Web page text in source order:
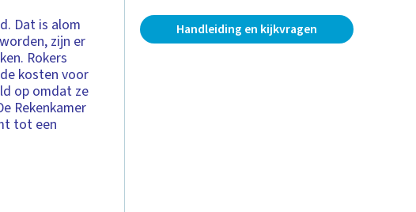
Dat is alom
zijn er
Rokers
kosten voor
op omdat ze
Rekenkamer
tot een
Handleiding en kijkvragen